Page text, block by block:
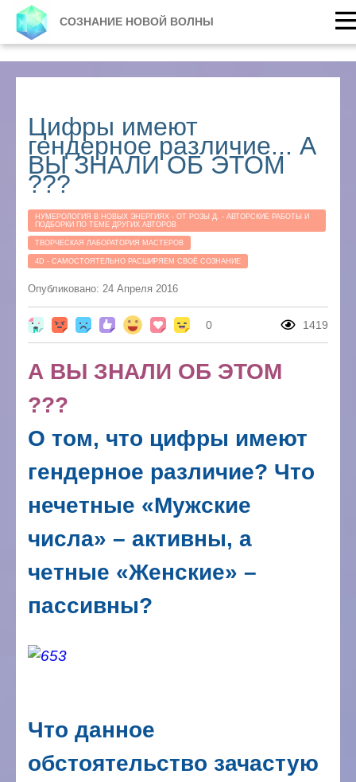
СОЗНАНИЕ НОВОЙ ВОЛНЫ
Цифры имеют
гендерное различие... А
ВЫ ЗНАЛИ ОБ ЭТОМ
???
НУМЕРОЛОГИЯ В НОВЫХ ЭНЕРГИЯХ - ОТ РОЗЫ Д. - АВТОРСКИЕ РАБОТЫ И
ПОДБОРКИ ПО ТЕМЕ ДРУГИХ АВТОРОВ
ТВОРЧЕСКАЯ ЛАБОРАТОРИЯ МАСТЕРОВ
4D - САМОСТОЯТЕЛЬНО РАСШИРЯЕМ СВОЁ СОЗНАНИЕ
Опубликовано: 24 Апреля 2016
0 1419
А ВЫ ЗНАЛИ ОБ ЭТОМ
???
О том, что цифры имеют
гендерное различие? Что
нечетные «Мужские
числа» – активны, а
четные «Женские» –
пассивны?
Что данное
обстоятельство зачастую